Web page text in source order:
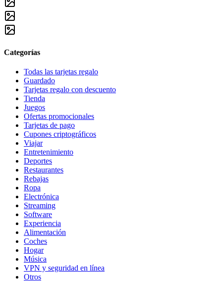
Categorías
Todas las tarjetas regalo
Guardado
Tarjetas regalo con descuento
Tienda
Juegos
Ofertas promocionales
Tarjetas de pago
Cupones criptográficos
Viajar
Entretenimiento
Deportes
Restaurantes
Rebajas
Ropa
Electrónica
Streaming
Software
Experiencia
Alimentación
Coches
Hogar
Música
VPN y seguridad en línea
Otros